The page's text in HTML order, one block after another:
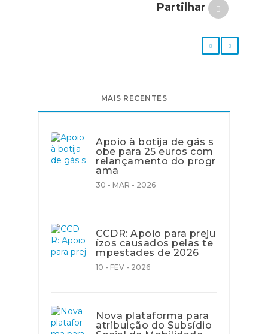
Partilhar
MAIS RECENTES
Apoio à botija de gás s
obe para 25 euros com
relançamento do progr
ama
30 - MAR - 2026
CCDR: Apoio para preju
ízos causados pelas te
mpestades de 2026
10 - FEV - 2026
Nova plataforma para
atribuição do Subsídio